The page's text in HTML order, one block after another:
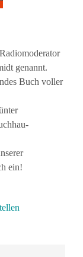
genannt.
Buch voller
ein!